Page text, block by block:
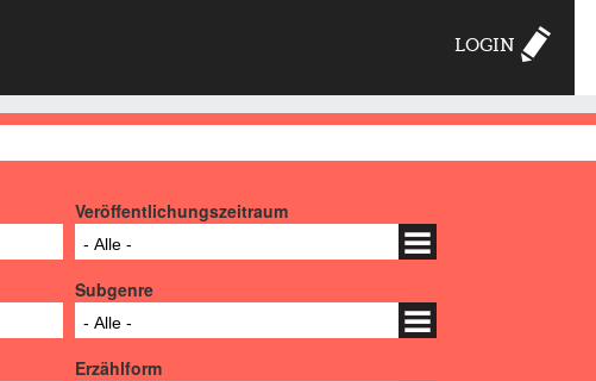
LOGIN
Veröffentlichungszeitraum
- Alle -
Subgenre
- Alle -
Erzählform